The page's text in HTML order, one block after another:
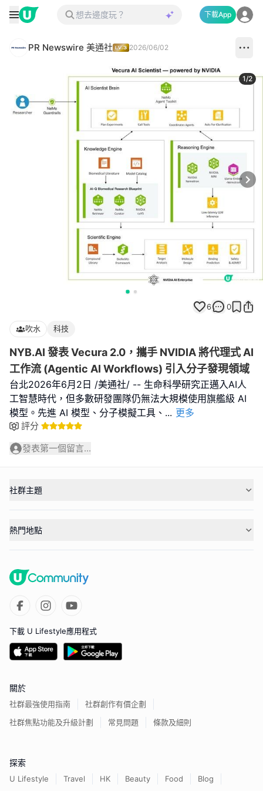
下載App
PR Newswire 美通社 2026/06/02
1/2
6 0
吹水 科技
NYB.AI 發表 Vecura 2.0，攜手 NVIDIA 將代理式 AI
工作流 (Agentic AI Workflows) 引入分子發現領域
台北2026年6月2日 /美通社/ -- 生命科學研究正邁入AI人
工智慧時代，但多數研發團隊仍無法大規模使用旗艦級 AI
模型。先進 AI 模型、分子模擬工具、 ... 更多
評分
發表第一個留言...
社群主題
熱門地點
下載 U Lifestyle應用程式
關於
社群最強使用指南
社群創作有價企劃
社群焦點功能及升級計劃
常見問題 條款及細則
探索
U Lifestyle Travel HK Beauty Food Blog